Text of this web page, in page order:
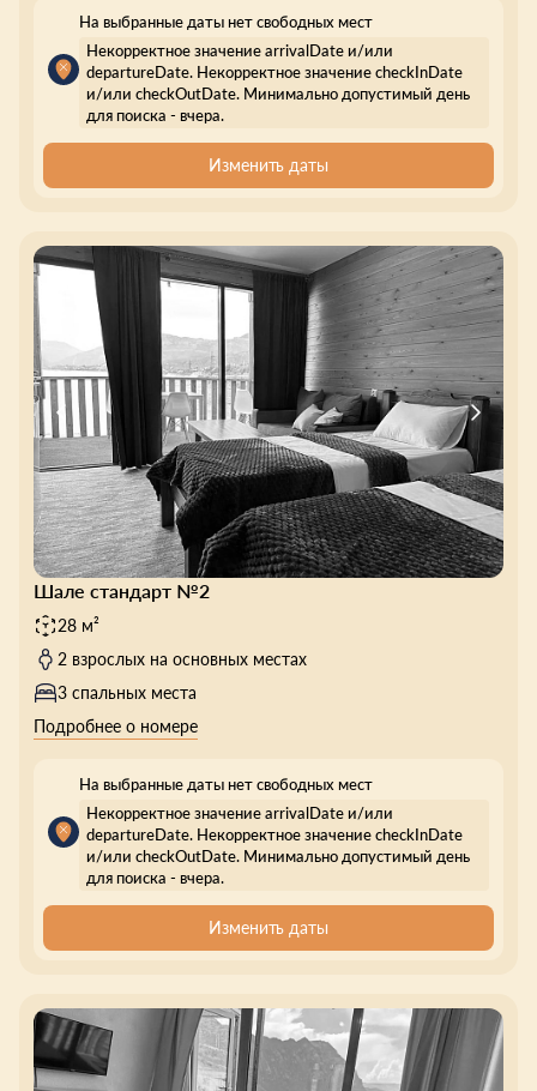
На выбранные даты нет свободных мест
Некорректное значение arrivalDate и/или
departureDate. Некорректное значение checkInDate
и/или checkOutDate. Минимально допустимый день
для поиска - вчера.
Изменить даты
Шале стандарт №2
28 м²
2 взрослых на основных местах
3 спальных места
Подробнее о номере
На выбранные даты нет свободных мест
Некорректное значение arrivalDate и/или
departureDate. Некорректное значение checkInDate
и/или checkOutDate. Минимально допустимый день
для поиска - вчера.
Изменить даты